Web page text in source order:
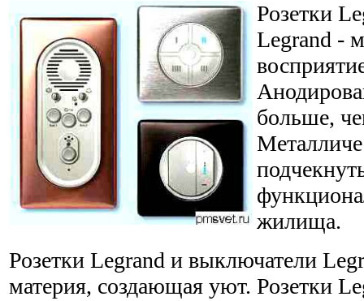
Розетки
Legrand -
больше,
жилища.
Розетки Legrand и выключатели
материя, создающая уют. Розетки